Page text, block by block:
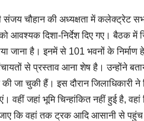
संजय चौहान की अध्यक्षता में कलेक्ट्रेट
आवश्यक दिशा-निर्देश दिए गए। बैठक
जाना है। इनमें से 101 भवनों के निर्माण
से प्रस्ताव आना शेष है। उन्होंने
चुकी हैं। इस दौरान जिलाधिकारी ने
वहीं जहां भूमि चिन्हांकित नहीं हुई है,
कि वहां तक ट्रक आदि आसानी से